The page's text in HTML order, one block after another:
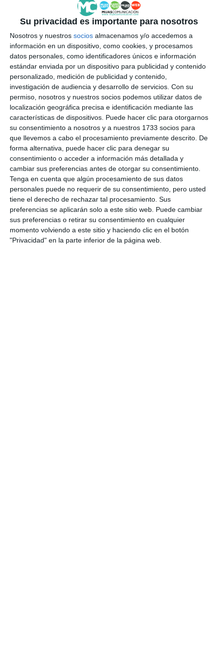
Su privacidad es importante para nosotros
Nosotros y nuestros socios almacenamos y/o accedemos a
información en un dispositivo, como cookies, y procesamos
datos personales, como identificadores únicos e información
estándar enviada por un dispositivo para publicidad y contenido
personalizado, medición de publicidad y contenido,
investigación de audiencia y desarrollo de servicios. Con su
permiso, nosotros y nuestros socios podemos utilizar datos de
localización geográfica precisa e identificación mediante las
características de dispositivos. Puede hacer clic para otorgarnos
su consentimiento a nosotros y a nuestros 1733 socios para
que llevemos a cabo el procesamiento previamente descrito. De
forma alternativa, puede hacer clic para denegar su
consentimiento o acceder a información más detallada y
cambiar sus preferencias antes de otorgar su consentimiento.
Tenga en cuenta que algún procesamiento de sus datos
personales puede no requerir de su consentimiento, pero usted
tiene el derecho de rechazar tal procesamiento. Sus
preferencias se aplicarán solo a este sitio web. Puede cambiar
sus preferencias o retirar su consentimiento en cualquier
momento volviendo a este sitio y haciendo clic en el botón
"Privacidad" en la parte inferior de la página web.
El edil de Cultura, Juan Carlos Maldonado, durante su
intervención en el evento. MIJAS COMUNICACIÓN
“Destacar la labor de este círculo poético que a
través de la poesía muchas personas canalizan las
emociones, la convivencia e incluso el amor por
Mijas”, señaló el edil de Cultura, Juan Carlos
Maldonado (PMP), presente en la conmemoración
de este aniversario, quien también recordó al
desaparecido Abdón López, “un referente, una gran
persona, amante de las letras y de la cultura”. “En
definitiva, una jornada bonita, emotiva. Estamos
seguros de que el Círculo Poético Patio de Ensueño
va a tener continuidad”, concluyó el edil.